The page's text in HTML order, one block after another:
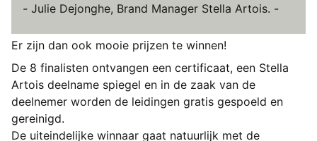
- Julie Dejonghe, Brand Manager Stella Artois. -
Er zijn dan ook mooie prijzen te winnen!
De 8 finalisten ontvangen een certificaat, een Stella
Artois deelname spiegel en in de zaak van de
deelnemer worden de leidingen gratis gespoeld en
gereinigd.
De uiteindelijke winnaar gaat natuurlijk met de